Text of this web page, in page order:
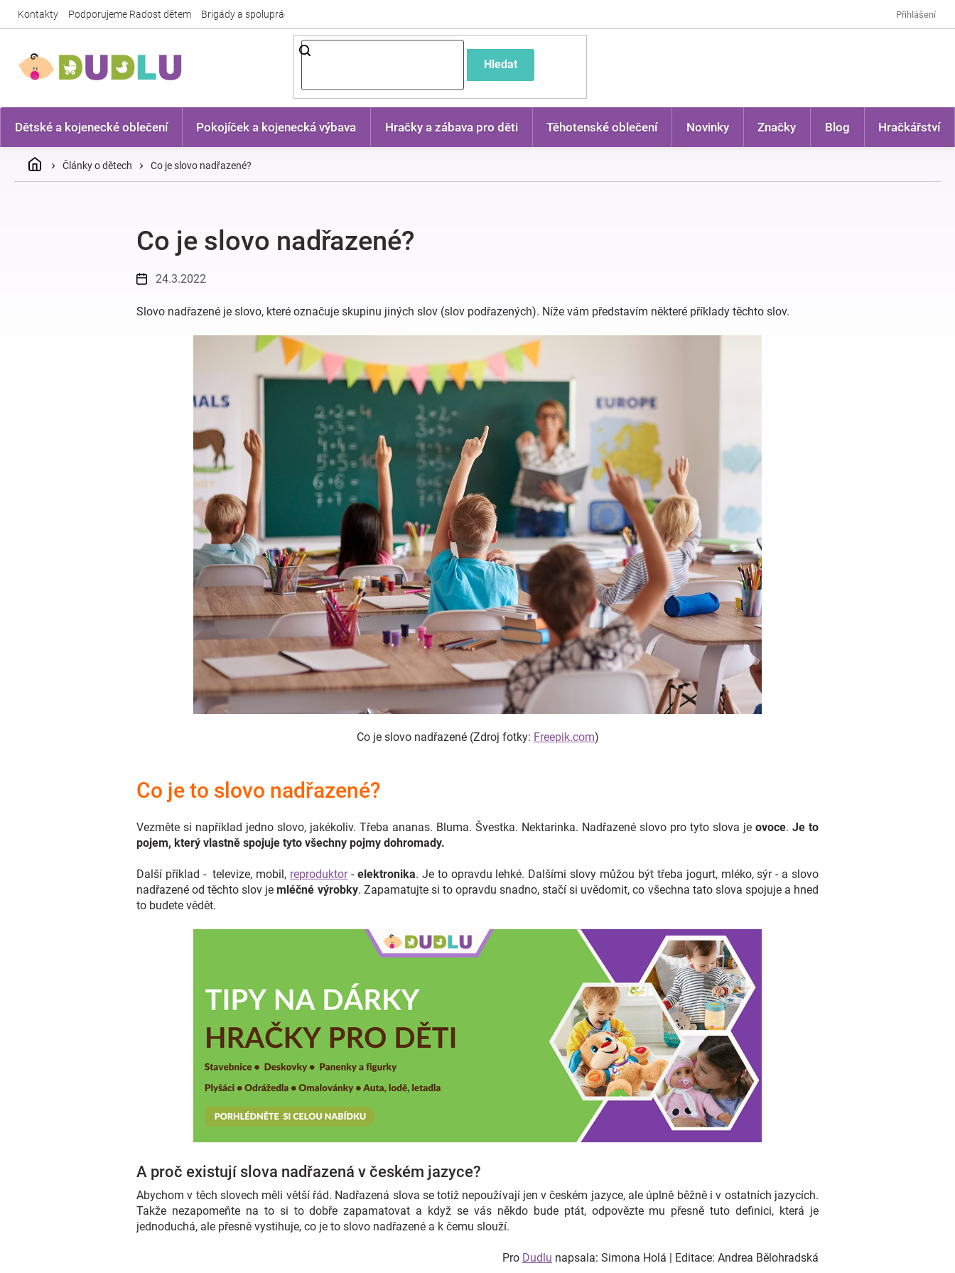
Kontakty Podporujeme Radost dětem Brigády a spolupráce Přihlášení
Hledat
Dětské a kojenecké oblečení Pokojíček a kojenecká výbava Hračky a zábava pro děti Těhotenské oblečení Novinky Značky Blog Hračkářství
DomůČlánky o dětech Co je slovo nadřazené?
Co je slovo nadřazené?
24.3.2022
Slovo nadřazené je slovo, které označuje skupinu jiných slov (slov podřazených). Níže vám představím některé příklady těchto slov.
Co je slovo nadřazené (Zdroj fotky: Freepik.com)
Co je to slovo nadřazené?
Vezměte si například jedno slovo, jakékoliv. Třeba ananas. Bluma. Švestka. Nektarinka. Nadřazené slovo pro tyto slova je ovoce. Je to
pojem, který vlastně spojuje tyto všechny pojmy dohromady.
Další příklad - televize, mobil, reproduktor- elektronika. Je to opravdu lehké. Dalšími slovy můžou být třeba jogurt, mléko, sýr - a slovo
nadřazené od těchto slov jemléčné výrobky. Zapamatujte si to opravdu snadno, stačí si uvědomit, co všechna tato slova spojuje a hned
to budete vědět.
A proč existují slova nadřazená v českém jazyce?
Abychom v těch slovech měli větší řád. Nadřazená slova se totiž nepoužívají jen v českém jazyce, ale úplně běžně i v ostatních jazycích.
Takže nezapomeňte na to si to dobře zapamatovat a když se vás někdo bude ptát, odpovězte mu přesně tuto definici, která je
jednoduchá, ale přesně vystihuje, co je to slovo nadřazené a k čemu slouží.
Pro Dudlu napsala: Simona Holá | Editace: Andrea Bělohradská